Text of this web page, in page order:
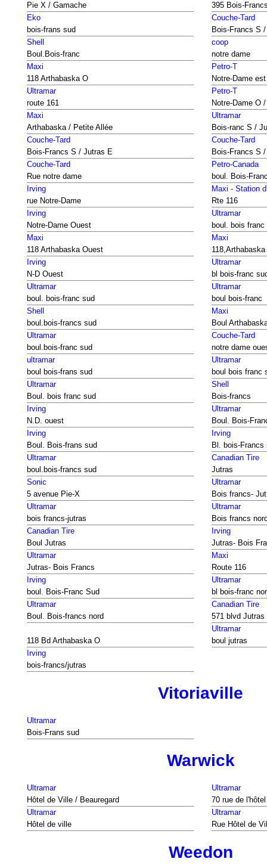
Pie X / Gamache
395 Bois-
Eko
bois-frans sud
Couche-Tard
Bois-Francs S
Shell
Boul.Bois-franc
coop
notre dame
Maxi
118 Arthabaska O
Petro-T
Notre-Dame est
Ultramar
route 161
Petro-T
Notre-Dame O
Maxi
Arthabaska / Petite Allée
Ultramar
Bois-ranc S /
Couche-Tard
Bois-Francs S / Jutras E
Couche-Tard
Bois-Francs S
Couche-Tard
Rue notre dame
Petro-Canada
boul. Bois-
Irving
rue Notre-Dame
Maxi - Station
Rte 116
Irving
Notre-Dame Ouest
Ultramar
boul. bois franc
Maxi
118 Arthabaska Ouest
Maxi
Irving
N-D Ouest
Ultramar
bl bois-franc
Ultramar
boul. bois-franc sud
Ultramar
boul bois-franc
Shell
boul.bois-francs sud
Maxi
Boul
Ultramar
boul.bois-franc sud
Couche-Tard
notre dame
ultramar
boul bois-frans sud
Ultramar
boul bois franc
Ultramar
Boul. bois franc sud
Shell
Bois-francs
Irving
N.D. ouest
Ultramar
Boul. Bois-
Irving
Boul. Bois-frans sud
Irving
Bl. bois-Francs
Ultramar
boul.bois-francs sud
Canadian Tire
Jutras
Sonic
5 avenue Pie-X
Ultramar
Bois francs-
Ultramar
bois francs-jutras
Ultramar
Bois francs
Canadian Tire
Boul Jutras
Irving
Jutras- Bois
Ultramar
Jutras- Bois Francs
Maxi
Route 116
Irving
boul. Bois-Franc Sud
Ultramar
bl bois-franc
Ultramar
Boul. Bois-francs nord
Canadian Tire
571 blvd Jutras
118 Bd Arthabaska O
Ultramar
boul jutras
Irving
bois-francs/jutras
Vitoriaville
Ultramar
Bois-Frans sud
Warwick
Ultramar
Hôtel de Ville / Beauregard
Ultramar
70 rue de
Ultramar
Hôtel de ville
Ultramar
Rue Hôtel de
Weedon